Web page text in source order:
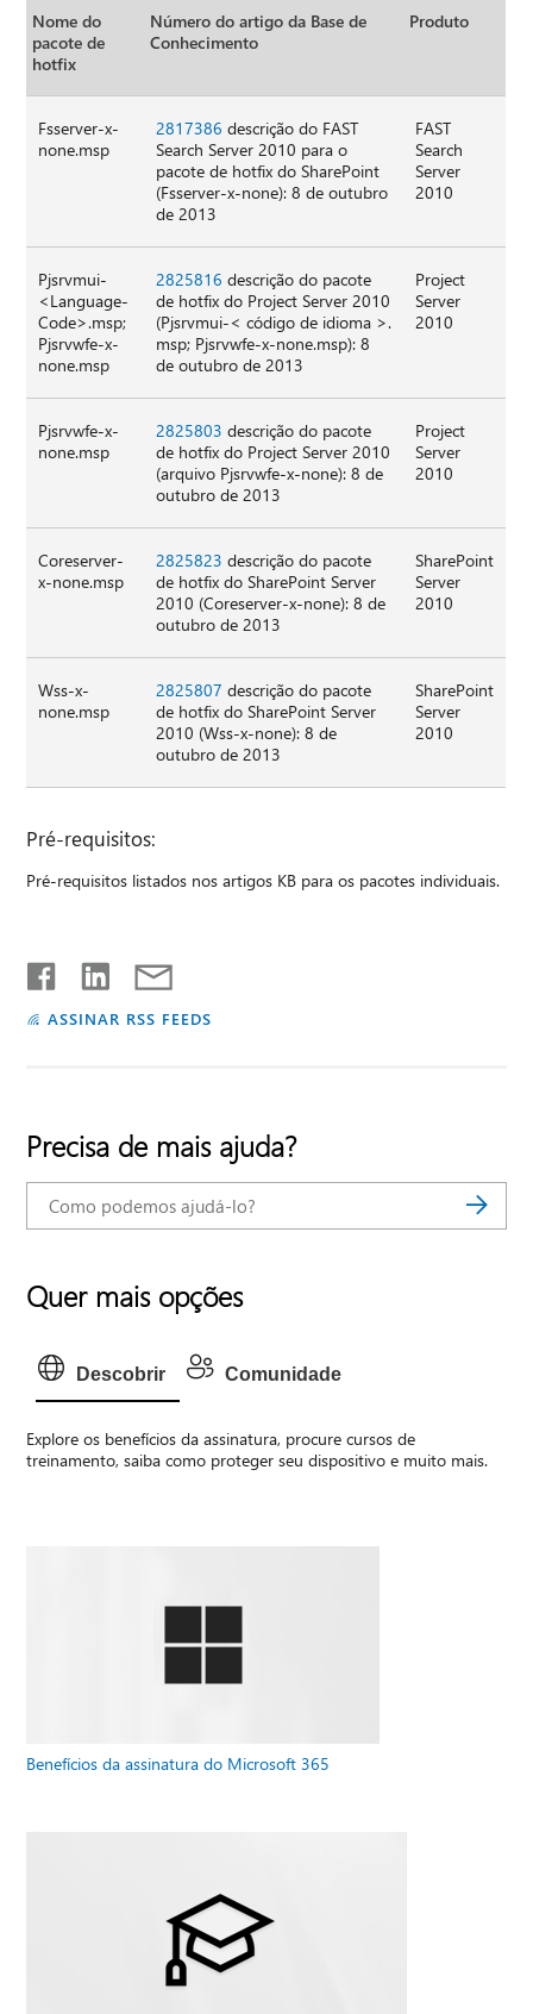
Nome do
pacote de
hotfix
Número do artigo da Base de
Conhecimento
Produto
Fsserver-x-
none.msp
2817386 descrição do FAST
Search Server 2010 para o
pacote de hotfix do SharePoint
(Fsserver-x-none): 8 de outubro
de 2013
FAST
Search
Server
2010
Pjsrvmui-
<Language-
Code>.msp;
Pjsrvwfe-x-
none.msp
2825816 descrição do pacote
de hotfix do Project Server 2010
(Pjsrvmui-< código de idioma >.
msp; Pjsrvwfe-x-none.msp): 8
de outubro de 2013
Project
Server
2010
Pjsrvwfe-x-
none.msp
2825803 descrição do pacote
de hotfix do Project Server 2010
(arquivo Pjsrvwfe-x-none): 8 de
outubro de 2013
Project
Server
2010
Coreserver-
x-none.msp
2825823 descrição do pacote
de hotfix do SharePoint Server
2010 (Coreserver-x-none): 8 de
outubro de 2013
SharePoint
Server
2010
Wss-x-
none.msp
2825807 descrição do pacote
de hotfix do SharePoint Server
2010 (Wss-x-none): 8 de
outubro de 2013
SharePoint
Server
2010
Pré-requisitos:
Pré-requisitos listados nos artigos KB para os pacotes individuais.
ASSINAR RSS FEEDS
Precisa de mais ajuda?
Quer mais opções
Descobrir Comunidade
Explore os benefícios da assinatura, procure cursos de
treinamento, saiba como proteger seu dispositivo e muito mais.
Benefícios da assinatura do Microsoft 365